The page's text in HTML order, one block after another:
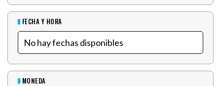
FECHA Y HORA
MONEDA